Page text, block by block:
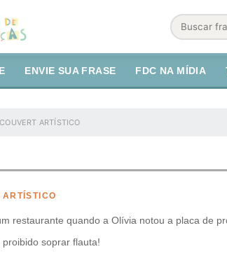
Buscar
ENVIE SUA FRASE FDC NA MÍDIA
ARTÍSTICO
restaurante quando a Olívia notou a placa de
soprar flauta!